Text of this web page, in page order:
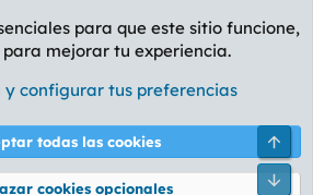
AMARILLO
y reglas Política de privacidad Ayuda
para que este sitio funcione,
mejorar tu experiencia.
configurar tus preferencias
todas las cookies
cookies opcionales
Pie